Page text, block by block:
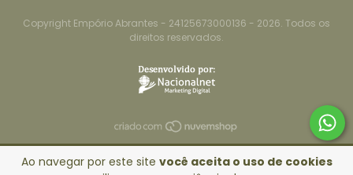
Ao navegar por este site você aceita o uso de cookies
Copyright Empório Abrantes - 24125673000136 - 2026. Todos os
direitos reservados.